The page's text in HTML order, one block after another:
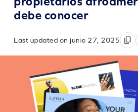
debe conocer
Last updated on junio 27, 2025